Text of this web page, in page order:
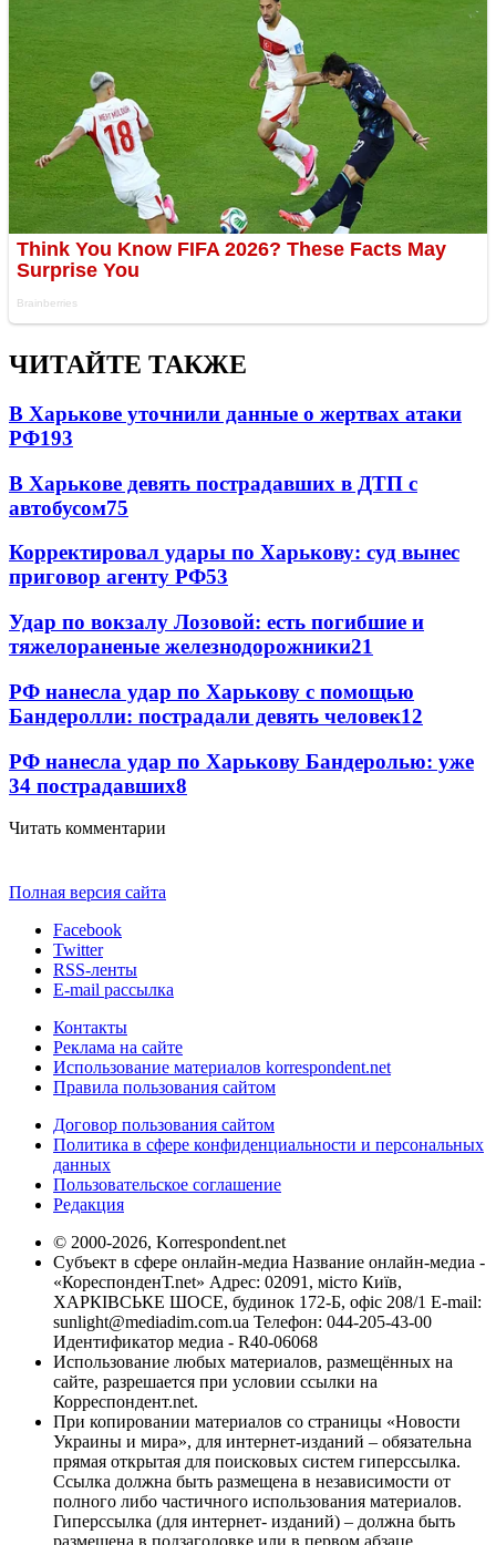
ЧИТАЙТЕ ТАКЖЕ
В Харькове уточнили данные о жертвах атаки
РФ193
В Харькове девять пострадавших в ДТП с
автобусом75
Корректировал удары по Харькову: суд вынес
приговор агенту РФ53
Удар по вокзалу Лозовой: есть погибшие и
тяжелораненые железнодорожники21
РФ нанесла удар по Харькову с помощью
Бандеролли: пострадали девять человек12
РФ нанесла удар по Харькову Бандеролью: уже
34 пострадавших8
Читать комментарии
Полная версия сайта
Facebook
Twitter
RSS-ленты
E-mail рассылка
Контакты
Реклама на сайте
Использование материалов korrespondent.net
Правила пользования сайтом
Договор пользования сайтом
Политика в сфере конфиденциальности и персональных
данных
Пользовательское соглашение
Редакция
© 2000-2026, Korrespondent.net
Субъект в сфере онлайн-медиа Название онлайн-медиа -
«КореспонденТ.net» Адрес: 02091, місто Київ,
ХАРКІВСЬКЕ ШОСЕ, будинок 172-Б, офіс 208/1 E-mail:
sunlight@mediadim.com.ua Телефон: 044-205-43-00
Идентификатор медиа - R40-06068
Использование любых материалов, размещённых на
сайте, разрешается при условии ссылки на
Корреспондент.net.
При копировании материалов со страницы «Новости
Украины и мира», для интернет-изданий – обязательна
прямая открытая для поисковых систем гиперссылка.
Ссылка должна быть размещена в независимости от
полного либо частичного использования материалов.
Гиперссылка (для интернет- изданий) – должна быть